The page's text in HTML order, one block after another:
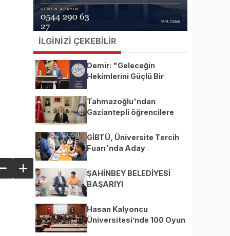
İLGİNİZİ ÇEKEBİLİR
Demir: "Geleceğin
Hekimlerini Güçlü Bir
Altyapıyla Yetiştiriyoruz"
Tahmazoğlu'ndan
Gaziantepli öğrencilere
GİBTÜ, Üniversite Tercih
Fuarı'nda Aday
ŞAHİNBEY BELEDİYESİ
BAŞARIYI
Hasan Kalyoncu
Üniversitesi’nde 100 Oyun